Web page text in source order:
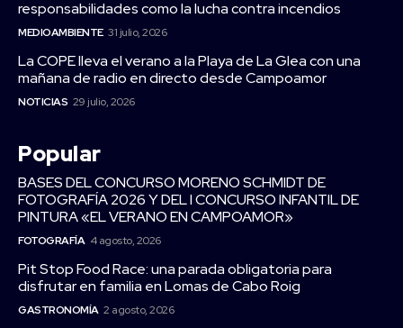
responsabilidades como la lucha contra incendios
MEDIOAMBIENTE 31 julio, 2026
La COPE lleva el verano a la Playa de La Glea con una
mañana de radio en directo desde Campoamor
NOTICIAS 29 julio, 2026
Popular
BASES DEL CONCURSO MORENO SCHMIDT DE
FOTOGRAFÍA 2026 Y DEL I CONCURSO INFANTIL DE
PINTURA «EL VERANO EN CAMPOAMOR»
FOTOGRAFÍA 4 agosto, 2026
Pit Stop Food Race: una parada obligatoria para
disfrutar en familia en Lomas de Cabo Roig
GASTRONOMÍA 2 agosto, 2026